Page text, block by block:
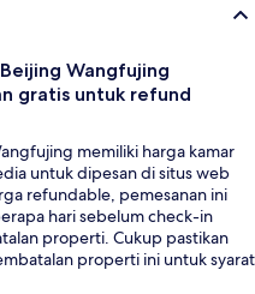
Wangfujing
gratis untuk refund
memiliki harga kamar
untuk dipesan di situs web
refundable, pemesanan ini
hari sebelum check-in
properti. Cukup pastikan
properti ini untuk syarat